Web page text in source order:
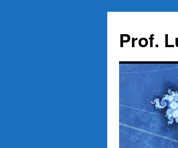
conteúdo
Prof.